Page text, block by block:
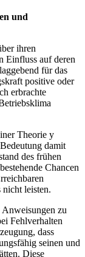
und
ihren
Einfluss auf deren
für das
positive oder
erbrachte
Theorie y
damit
des frühen
Chancen
leisten.
zu
Fehlverhalten
dass
seinen und
Diese